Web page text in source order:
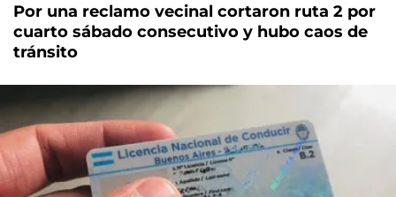
Por una reclamo vecinal cortaron ruta 2 por
cuarto sábado consecutivo y hubo caos de
tránsito